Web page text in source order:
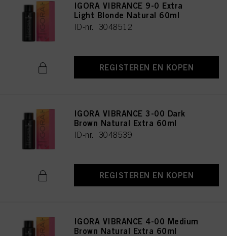
IGORA VIBRANCE 9-0 Extra
Light Blonde Natural 60ml
ID-nr. 3048512
REGISTEREN EN KOPEN
IGORA VIBRANCE 3-00 Dark
Brown Natural Extra 60ml
ID-nr. 3048539
REGISTEREN EN KOPEN
IGORA VIBRANCE 4-00 Medium
Brown Natural Extra 60ml